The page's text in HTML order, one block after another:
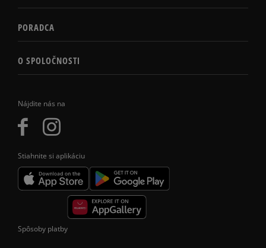
Nájdite nás na
Stiahnite si aplikáciu
PORADCA
O SPOLOČNOSTI
Spôsoby platby